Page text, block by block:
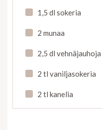
1,5 dl sokeria
2 munaa
2,5 dl vehnäjauhoja
2 tl vaniljasokeria
2 tl kanelia